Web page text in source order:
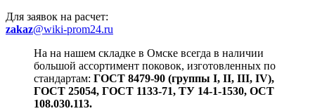
Для заявок на расчет:
zakaz@wiki-prom24.ru
На на нашем складке в Омске всегда в наличии
большой ассортимент поковок, изготовленных по
стандартам: ГОСТ 8479-90 (группы I, II, III, IV),
ГОСТ 25054, ГОСТ 1133-71, ТУ 14-1-1530, ОСТ
108.030.113.